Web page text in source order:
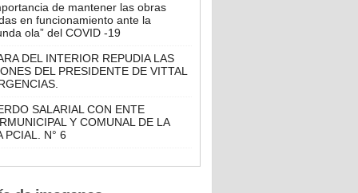
de mantener las obras
en funcionamiento ante la
ola” del COVID -19
DEL INTERIOR REPUDIA LAS
DEL PRESIDENTE DE VITTAL
SALARIAL CON ENTE
Y COMUNAL DE LA
PCIAL. N° 6